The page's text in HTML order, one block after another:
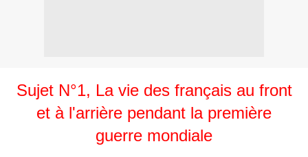
Sujet N°1, La vie des français au front
et à l'arrière pendant la première
guerre mondiale